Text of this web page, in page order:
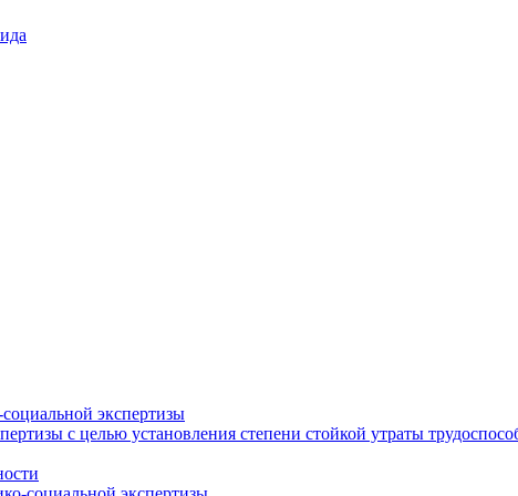
экспертизы
с целью установления степени стойкой утраты